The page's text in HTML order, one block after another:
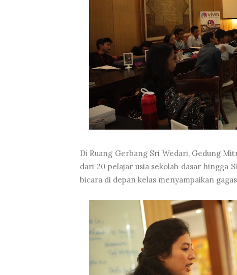
Di Ruang Gerbang Sri Wedari, Gedung
dari 20 pelajar usia sekolah dasar hingga
bicara di depan kelas menyampaikan